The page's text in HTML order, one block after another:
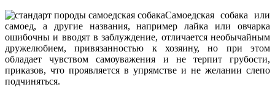
Самоедская собака или
самоед, а другие названия, например лайка или овчарка
ошибочны и вводят в заблуждение, отличается необычайным
дружелюбием, привязанностью к хозяину, но при этом
обладает чувством самоуважения и не терпит грубости,
приказов, что проявляется в упрямстве и не желании слепо
подчиняться.